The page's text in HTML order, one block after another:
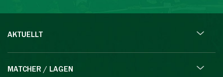
AKTUELLT
MATCHER / LAGEN